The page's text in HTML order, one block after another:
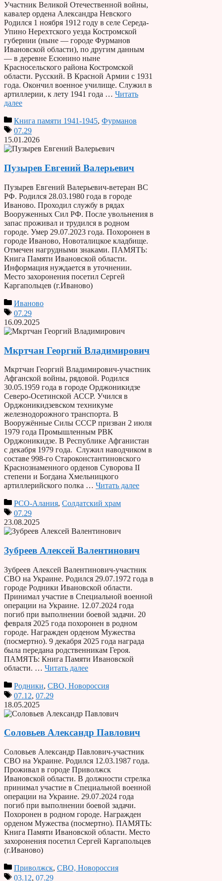
Участник Великой Отечественной войны,
кавалер ордена Александра Невского
Родился 1 ноября 1912 году в селе Середа-
Упино Нерехтского уезда Костромской
губернии (ныне — городе Фурманов
Ивановской области), по другим данным
— в деревне Есюнино ныне
Красносельского района Костромской
области. Русский. В Красной Армии с 1931
года. Окончил военное училище. Служил в
артиллерии, к лету 1941 года … Читать
далее
Книга памяти 1941-1945, Фурманов
07.29
15.01.2026
Пузырев Евгений Валерьевич
Пузырев Евгений Валерьевич-ветеран ВС
РФ. Родился 28.03.1980 года в городе
Иваново. Проходил службу в рядах
Вооруженных Сил РФ. После увольнения в
запас проживал и трудился в родном
городе. Умер 29.07.2023 года. Похоронен в
городе Иваново, Новоталицкое кладбище.
Отмечен нагрудными знаками. ПАМЯТЬ:
Книга Памяти Ивановской области.
Информация нуждается в уточнении.
Место захоронения посетил Сергей
Каргапольцев (г.Иваново)
Иваново
07.29
16.09.2025
Мкртчан Георгий Владимирович
Мкртчан Георгий Владимирович-участник
Афганской войны, рядовой. Родился
30.05.1959 года в городе Орджоникидзе
Северо-Осетинской АССР. Учился в
Орджоникидзевском техникуме
железнодорожного транспорта. В
Вооружённые Силы СССР призван 2 июля
1979 года Промышленным РВК
Орджоникидзе. В Республике Афганистан
с декабря 1979 года. Служил наводчиком в
составе 998-го Староконстантиновского
Краснознаменного орденов Суворова II
степени и Богдана Хмельницкого
артиллерийского полка … Читать далее
РСО-Алания, Солдатский храм
07.29
23.08.2025
Зубреев Алексей Валентинович
Зубреев Алексей Валентинович-участник
СВО на Украине. Родился 29.07.1972 года в
городе Родники Ивановской области.
Принимал участие в Специальной военной
операции на Украине. 12.07.2024 года
погиб при выполнении боевой задачи. 20
февраля 2025 года похоронен в родном
городе. Награжден орденом Мужества
(посмертно). 9 декабря 2025 года награда
была передана родственникам Героя.
ПАМЯТЬ: Книга Памяти Ивановской
области. … Читать далее
Родники, СВО, Новороссия
07.12, 07.29
18.05.2025
Соловьев Александр Павлович
Соловьев Александр Павлович-участник
СВО на Украине. Родился 12.03.1987 года.
Проживал в городе Приволжск
Ивановской области. В должности стрелка
принимал участие в Специальной военной
операции на Украине. 29.07.2024 года
погиб при выполнении боевой задачи.
Похоронен в родном городе. Награжден
орденом Мужества (посмертно). ПАМЯТЬ:
Книга Памяти Ивановской области. Место
захоронения посетил Сергей Каргапольцев
(г.Иваново)
Приволжск, СВО, Новороссия
03.12, 07.29